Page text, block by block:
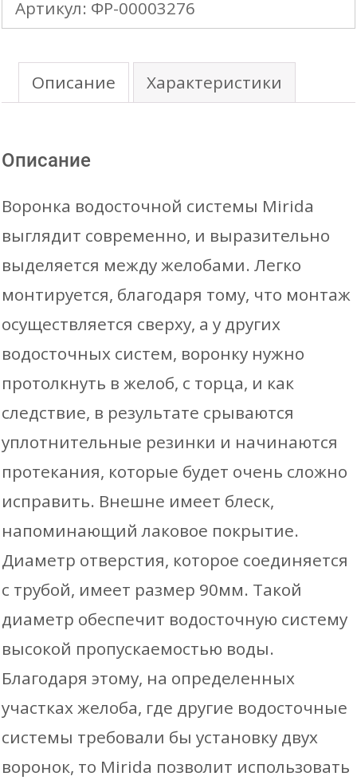
Воронка
желоба
Артикул: ФР-00003276
Описание Характеристики
Описание
Воронка водосточной системы Mirida
выглядит современно, и выразительно
выделяется между желобами. Легко
монтируется, благодаря тому, что монтаж
осуществляется сверху, а у других
водосточных систем, воронку нужно
протолкнуть в желоб, с торца, и как
следствие, в результате срываются
уплотнительные резинки и начинаются
протекания, которые будет очень сложно
исправить. Внешне имеет блеск,
напоминающий лаковое покрытие.
Диаметр отверстия, которое соединяется
с трубой, имеет размер 90мм. Такой
диаметр обеспечит водосточную систему
высокой пропускаемостью воды.
Благодаря этому, на определенных
участках желоба, где другие водосточные
системы требовали бы установку двух
воронок, то Mirida позволит использовать